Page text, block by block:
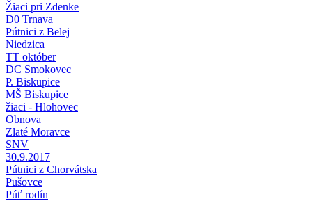
Žiaci pri Zdenke
D0 Trnava
Pútnici z Belej
Niedzica
TT október
DC Smokovec
P. Biskupice
MŠ Biskupice
žiaci - Hlohovec
Obnova
Zlaté Moravce
SNV
30.9.2017
Pútnici z Chorvátska
Pušovce
Púť rodín